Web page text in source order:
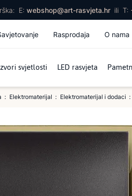
E: webshop@art-rasvjeta.hr ili T:
Rasprodaja O nama
svjetlosti LED rasvjeta
Elektromaterijal Elektromaterijal i dodaci